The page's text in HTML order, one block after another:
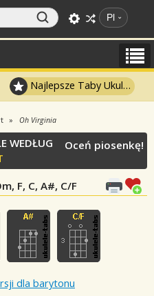
Pl
Najlepsze Taby Ukulele
Oh Virginia
WEDŁUG
F, C, A#, C/F
Oceń piosenkę!
dla barytonu